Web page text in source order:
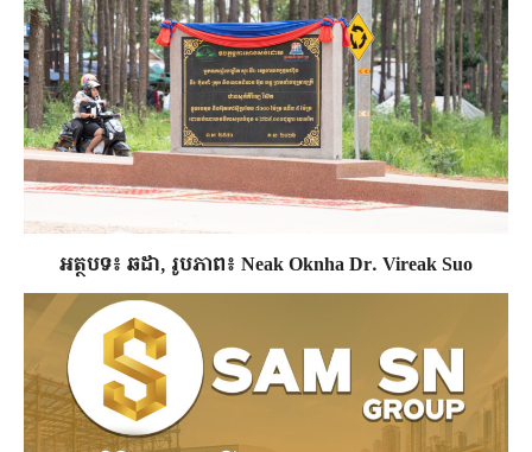
អត្ថបទ៖ ឆដា, រូបភាព៖ Neak Oknha Dr. Vireak Suo